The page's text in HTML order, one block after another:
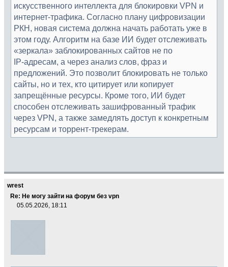
искусственного интеллекта для блокировки VPN и
интернет‑трафика. Согласно плану цифровизации
РКН, новая система должна начать работать уже в
этом году. Алгоритм на базе ИИ будет отслеживать
«зеркала» заблокированных сайтов не по
IP‑адресам, а через анализ слов, фраз и
предложений. Это позволит блокировать не только
сайты, но и тех, кто цитирует или копирует
запрещённые ресурсы. Кроме того, ИИ будет
способен отслеживать зашифрованный трафик
через VPN, а также замедлять доступ к конкретным
ресурсам и торрент‑трекерам.
wrest
Re: Не могу зайти на форум без vpn
05.05.2026, 18:11